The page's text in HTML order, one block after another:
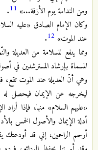
ومن الندامة يوم الأزفة...» 11
.
وكان الإمام الصادق «عليه
عند الموت» 12
.
ومما ينفع للسلامة من العديلة
المسماة بإرشاد المسترشدين في
وهي أنّ العديلة عند الموت تقع،
ليخرجه عن الإيمان فيحصل له
«عليهم السلام» منها، فإذا
أدلة الإيمان والأصول الخمس
أرحم الراحمين، إني قد